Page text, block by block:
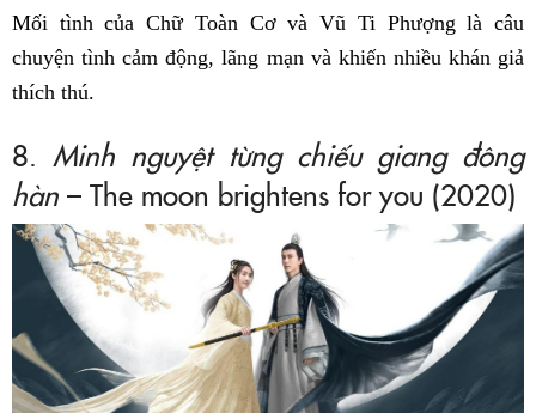
Mối tình của Chữ Toàn Cơ và Vũ Ti Phượng là câu
chuyện tình cảm động, lãng mạn và khiến nhiều khán giả
thích thú.
8. Minh nguyệt từng chiếu giang đông
hàn – The moon brightens for you (2020)